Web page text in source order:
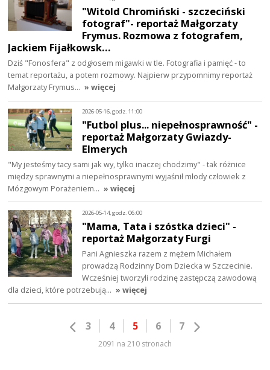
"Witold Chromiński - szczeciński
fotograf"- reportaż Małgorzaty
Frymus. Rozmowa z fotografem,
Jackiem Fijałkowsk…
Dziś "Fonosfera" z odgłosem migawki w tle. Fotografia i pamięć - to
temat reportażu, a potem rozmowy. Najpierw przypomnimy reportaż
Małgorzaty Frymus… » więcej
2026-05-16, godz. 11:00
"Futbol plus... niepełnosprawność" -
reportaż Małgorzaty Gwiazdy-
Elmerych
"My jesteśmy tacy sami jak wy, tylko inaczej chodzimy" - tak różnice
między sprawnymi a niepełnosprawnymi wyjaśnił młody człowiek z
Mózgowym Porażeniem… » więcej
2026-05-14, godz. 06:00
"Mama, Tata i szóstka dzieci" -
reportaż Małgorzaty Furgi
Pani Agnieszka razem z mężem Michałem
prowadzą Rodzinny Dom Dziecka w Szczecinie.
Wcześniej tworzyli rodzinę zastępczą zawodową
dla dzieci, które potrzebują… » więcej
3 4 5 6 7
2091 na 210 stronach